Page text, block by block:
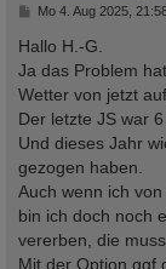
B
i
t
r
a
g
Mo 4. Aug 2025,
Hallo H.-G.
Ja das Problem
Wetter von jetzt
Der letzte JS war
Und dieses Jahr
gezogen haben.
Auch wenn ich
bin ich doch noch
vererben, die
Mit der Option ggf